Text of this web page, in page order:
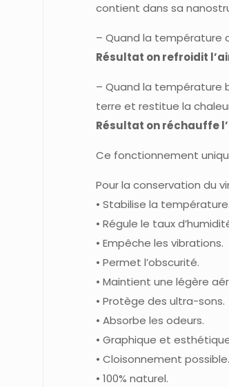
contient dans sa
– Quand la température
Résultat on refroidit
– Quand la température
terre et restitue la
Résultat on réchauffe
Ce fonctionnement
Pour la conservation du
• Stabilise la température.
• Régule le taux
• Empêche les vibrations.
• Permet l’obscurité.
• Maintient une légère
• Protège des ultra-sons.
• Absorbe les odeurs.
• Graphique et
• Cloisonnement possible.
• 100% naturel.